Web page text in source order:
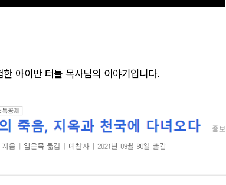
아이반 터틀 목사님의 이야기입니다.